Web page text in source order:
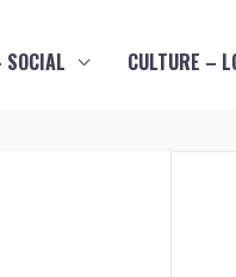
SOCIAL CULTURE –